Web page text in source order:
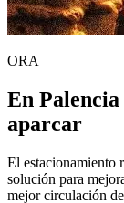
ORA
En
aparcar
El estacionamiento
solución para
mejor circulación